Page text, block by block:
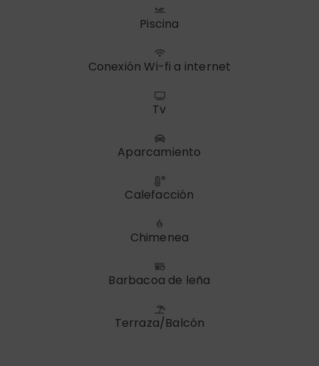
Piscina
Conexión Wi-fi a internet
Tv
Aparcamiento
Calefacción
Chimenea
Barbacoa de leña
Terraza/Balcón